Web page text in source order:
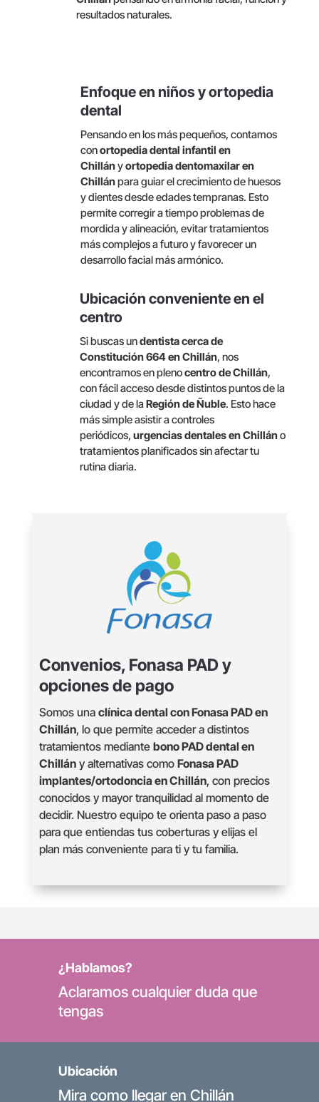
resultados naturales.
Enfoque en niños y ortopedia
dental
Pensando en los más pequeños, contamos
conortopedia dental infantil en
Chillányortopedia dentomaxilar en
Chillánpara guiar el crecimiento de huesos
y dientes desde edades tempranas. Esto
permite corregir a tiempo problemas de
mordida y alineación, evitar tratamientos
más complejos a futuro y favorecer un
desarrollo facial más armónico.
Ubicación conveniente en el
centro
Si buscas undentista cerca de
Constitución 664 en Chillán, nos
encontramos en plenocentro de Chillán,
con fácil acceso desde distintos puntos de la
ciudad y de laRegión de Ñuble. Esto hace
más simple asistir a controles
periódicos, urgencias dentales en Chilláno
tratamientos planificados sin afectar tu
rutina diaria.
Convenios, Fonasa PAD y
opciones de pago
Somos una clínica dental con Fonasa PAD en
Chillán, lo que permite acceder a distintos
tratamientos mediante bono PAD dental en
Chillán y alternativas como Fonasa PAD
implantes/ortodoncia en Chillán, con precios
conocidos y mayor tranquilidad al momento de
decidir. Nuestro equipo te orienta paso a paso
para que entiendas tus coberturas y elijas el
plan más conveniente para ti y tu familia.
¿Hablamos?
Aclaramos cualquier duda que
tengas
Ubicación
Mira como llegar en Chillán